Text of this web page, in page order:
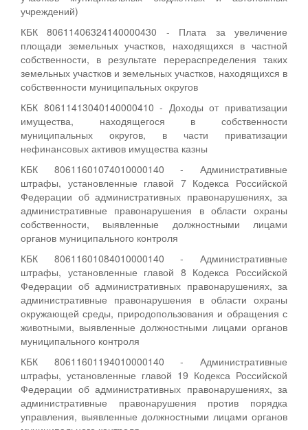
учреждений)
КБК 80611406324140000430 - Плата за увеличение
площади земельных участков, находящихся в частной
собственности, в результате перераспределения таких
земельных участков и земельных участков, находящихся в
собственности муниципальных округов
КБК 80611413040140000410 - Доходы от приватизации
имущества, находящегося в собственности
муниципальных округов, в части приватизации
нефинансовых активов имущества казны
КБК 80611601074010000140 - Административные
штрафы, установленные главой 7 Кодекса Российской
Федерации об административных правонарушениях, за
административные правонарушения в области охраны
собственности, выявленные должностными лицами
органов муниципального контроля
КБК 80611601084010000140 - Административные
штрафы, установленные главой 8 Кодекса Российской
Федерации об административных правонарушениях, за
административные правонарушения в области охраны
окружающей среды, природопользования и обращения с
животными, выявленные должностными лицами органов
муниципального контроля
КБК 80611601194010000140 - Административные
штрафы, установленные главой 19 Кодекса Российской
Федерации об административных правонарушениях, за
административные правонарушения против порядка
управления, выявленные должностными лицами органов